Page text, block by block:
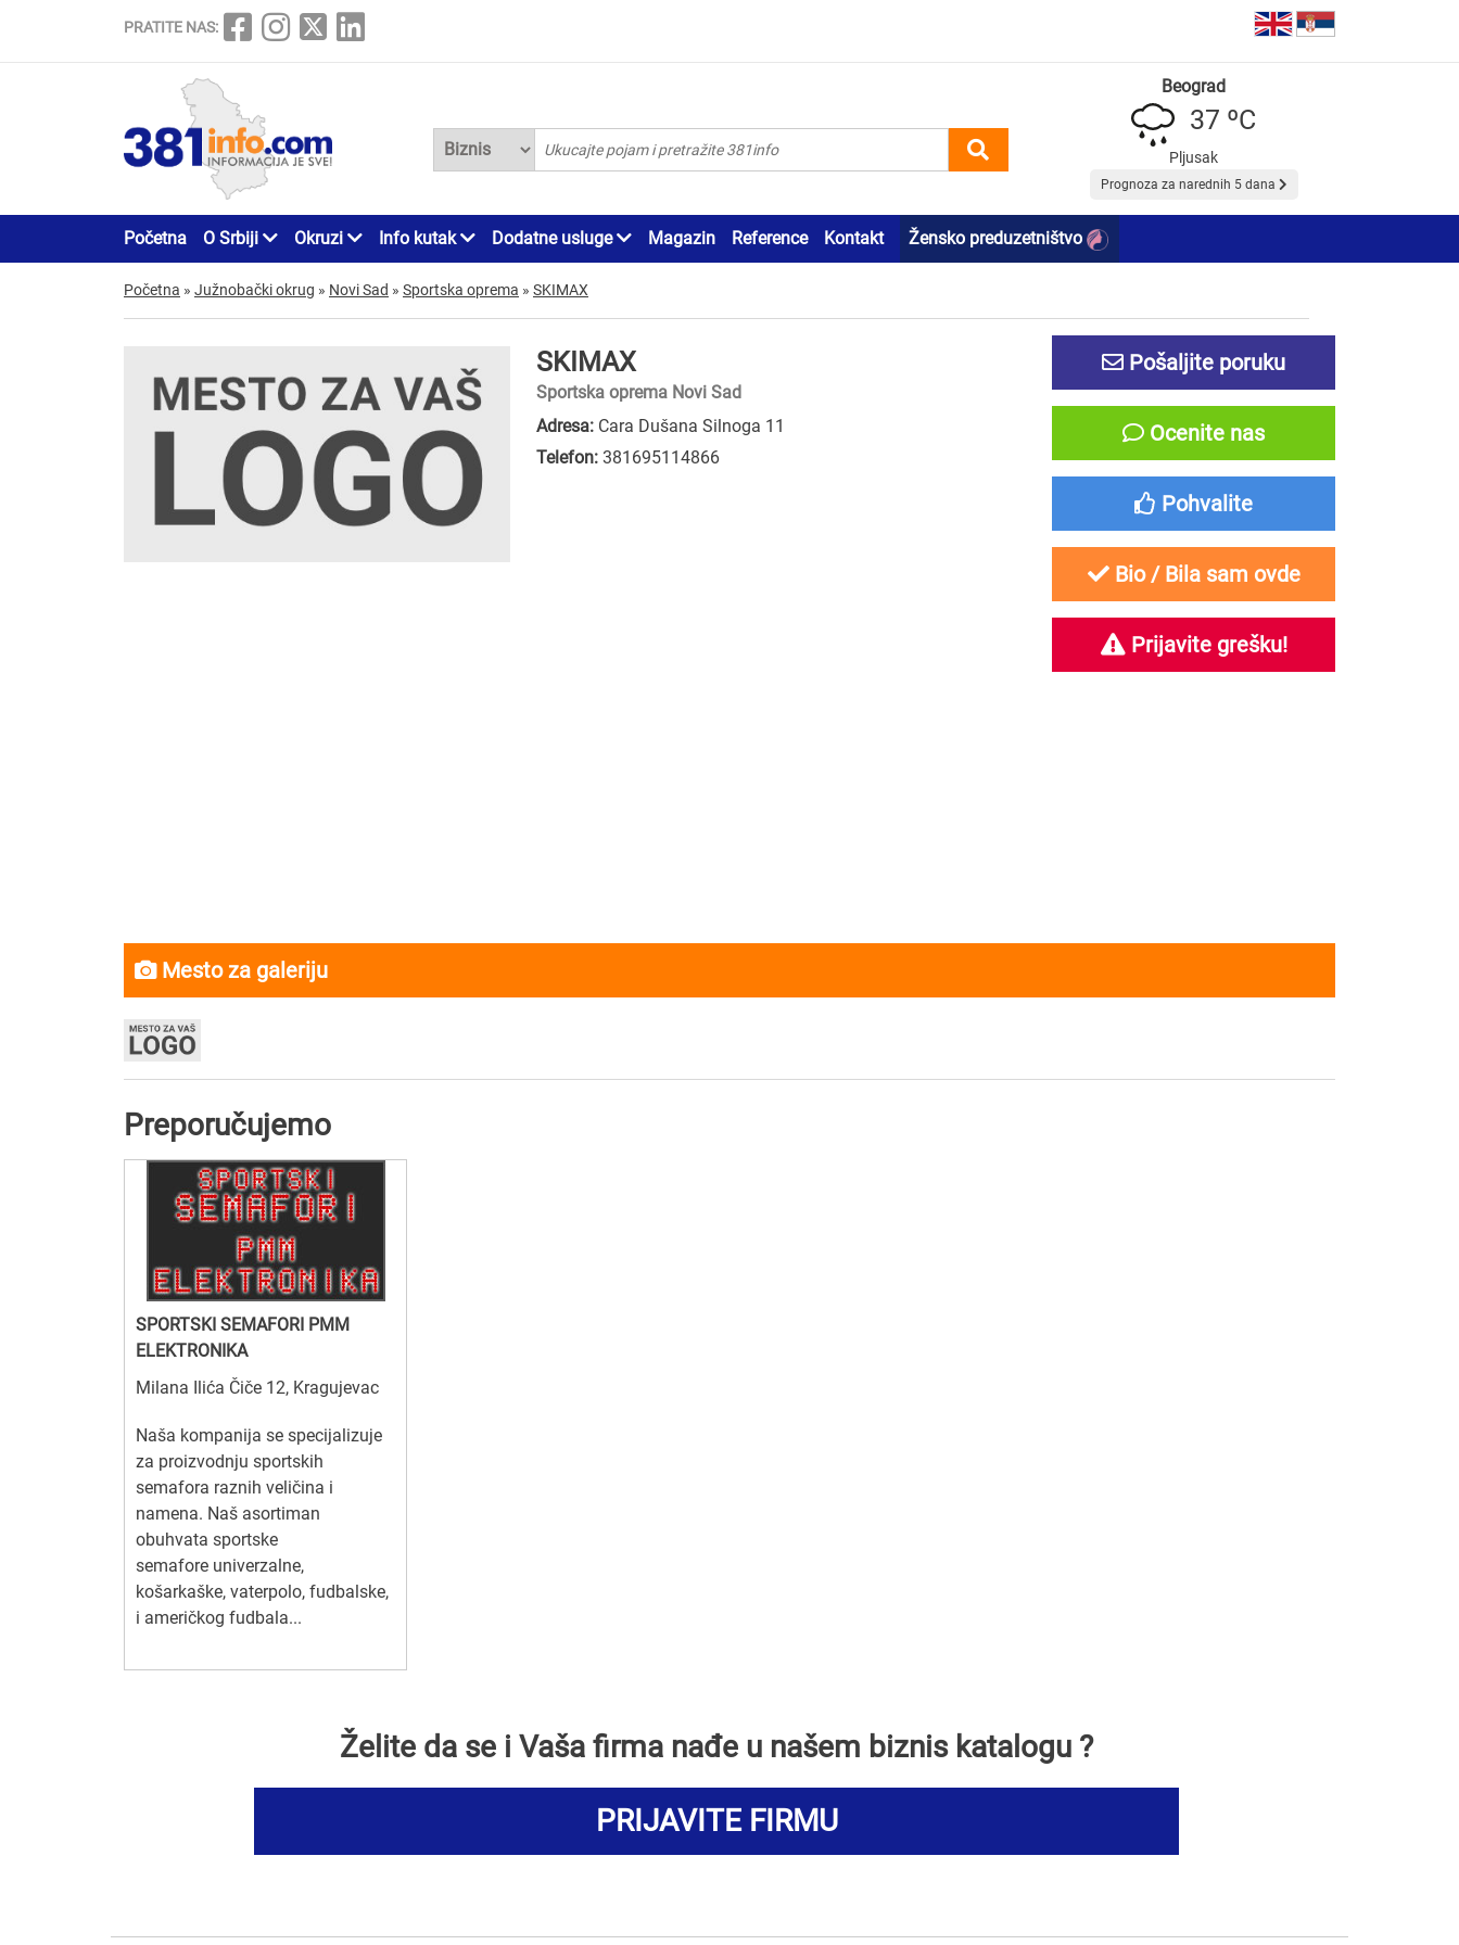
PRATITE NAS:
Beograd
37 ºC
Pljusak
Prognoza za narednih 5 dana
Početna O Srbiji Okruzi Info kutak Dodatne usluge Magazin Reference Kontakt Žensko preduzetništvo
Početna » Južnobački okrug » Novi Sad » Sportska oprema » SKIMAX
SKIMAX
Sportska oprema Novi Sad
Adresa: Cara Dušana Silnoga 11
Telefon: 381695114866
Pošaljite poruku
Ocenite nas
Pohvalite
Bio / Bila sam ovde
Prijavite grešku!
Mesto za galeriju
Preporučujemo
SPORTSKI SEMAFORI PMM
ELEKTRONIKA
Milana Ilića Čiče 12, Kragujevac
Naša kompanija se specijalizuje
za proizvodnju sportskih
semafora raznih veličina i
namena. Naš asortiman
obuhvata sportske
semafore univerzalne,
košarkaške, vaterpolo, fudbalske,
i američkog fudbala...
Želite da se i Vaša firma nađe u našem biznis katalogu ?
PRIJAVITE FIRMU